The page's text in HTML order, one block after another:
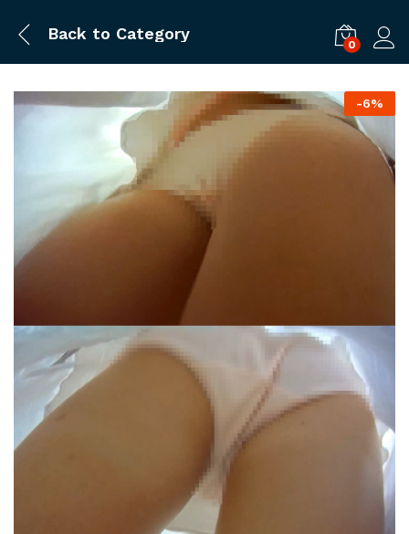
Back to Category
0
-6%